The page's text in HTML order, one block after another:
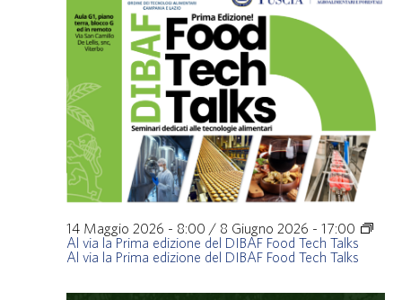
Al via la Prima edizione del DIBAF Food Tech Talks
14 Maggio 2026 - 8:00 / 8 Giugno 2026 - 17:00
Al via la Prima edizione del DIBAF Food Tech Talks